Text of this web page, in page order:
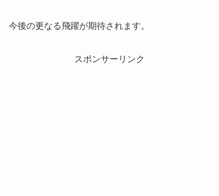
今後の更なる飛躍が期待されます。
スポンサーリンク